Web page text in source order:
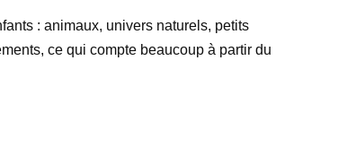
: animaux, univers naturels, petits
ce qui compte beaucoup à partir du